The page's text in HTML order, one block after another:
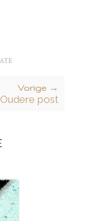
Vorige →
Oudere post